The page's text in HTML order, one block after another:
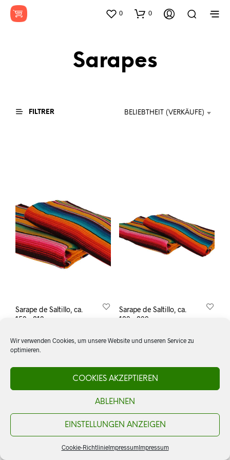
Wir verwenden Cookies, um unsere Website und unseren Service zu
optimieren.
COOKIES AKZEPTIEREN
ABLEHNEN
EINSTELLUNGEN ANZEIGEN
Cookie-RichtlinieImpressumImpressum
0 0
Sarapes
FILTRER BELIEBTHEIT (VERKÄUFE)
Sarape de Saltillo, ca.
150 x 210 cm
AJOUTER AU PANIER
Sarape de Saltillo, ca.
120 x 200 cm